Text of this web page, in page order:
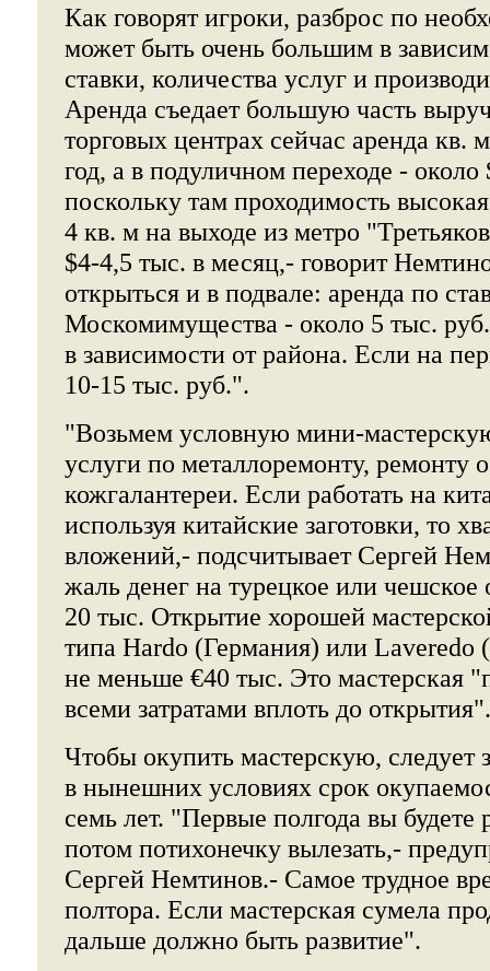
Как говорят игроки, разброс по
может быть очень большим в
ставки, количества услуг и
Аренда съедает большую часть
торговых центрах сейчас аренда кв.
год, а в подуличном переходе -
поскольку там проходимость
4 кв. м на выходе из метро
$4-4,5 тыс. в месяц,- говорит
открыться и в подвале: аренда по
Москомимущества - около 5 тыс. руб.
в зависимости от района. Если на
10-15 тыс. руб.".
"Возьмем условную мини-
услуги по металлоремонту, ремонту
кожгалантереи. Если работать на
используя китайские заготовки, то
вложений,- подсчитывает Сергей
жаль денег на турецкое или чешское
20 тыс. Открытие хорошей
типа Hardo (Германия) или Laveredo
не меньше €40 тыс. Это мастерская
всеми затратами вплоть до открытия".
Чтобы окупить мастерскую, следует
в нынешних условиях срок
семь лет. "Первые полгода вы будете
потом потихонечку вылезать,-
Сергей Немтинов.- Самое трудное
полтора. Если мастерская сумела
дальше должно быть развитие".